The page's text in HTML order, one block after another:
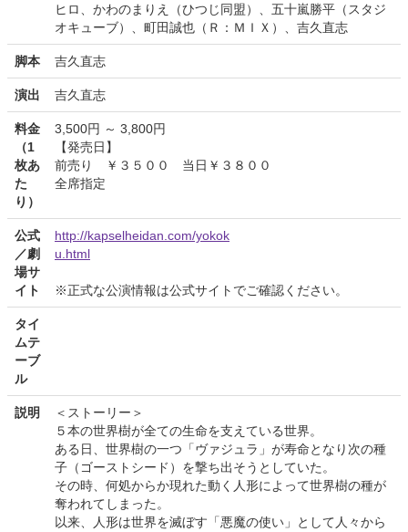
ヒロ、かわのまりえ（ひつじ同盟）、五十嵐勝平（スタジ
オキューブ）、町田誠也（Ｒ：ＭＩＸ）、吉久直志
脚本 吉久直志
演出 吉久直志
料金
（1
枚あ
た
り）
3,500円 ～ 3,800円
【発売日】
前売り ￥３５００ 当日￥３８００
全席指定
公式
／劇
場サ
イト
http://kapselheidan.com/yokok
u.html
※正式な公演情報は公式サイトでご確認ください。
タイ
ムテ
ーブ
ル
説明
＜ストーリー＞
５本の世界樹が全ての生命を支えている世界。
ある日、世界樹の一つ「ヴァジュラ」が寿命となり次の種
子（ゴーストシード）を撃ち出そうとしていた。
その時、何処からか現れた動く人形によって世界樹の種が
奪われてしまった。
以来、人形は世界を滅ぼす「悪魔の使い」として人々から